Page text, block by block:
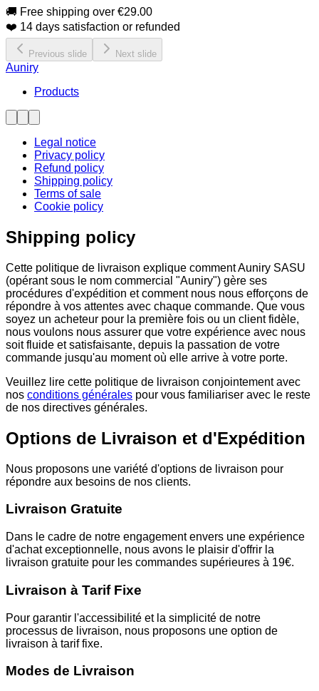
🚚 Free shipping over €29.00
❤️ 14 days satisfaction or refunded
Previous slide Next slide
Auniry
Products
Legal notice
Privacy policy
Refund policy
Shipping policy
Terms of sale
Cookie policy
Shipping policy
Cette politique de livraison explique comment Auniry SASU
(opérant sous le nom commercial "Auniry") gère ses
procédures d'expédition et comment nous nous efforçons de
répondre à vos attentes avec chaque commande. Que vous
soyez un acheteur pour la première fois ou un client fidèle,
nous voulons nous assurer que votre expérience avec nous
soit fluide et satisfaisante, depuis la passation de votre
commande jusqu'au moment où elle arrive à votre porte.
Veuillez lire cette politique de livraison conjointement avec
nos conditions générales pour vous familiariser avec le reste
de nos directives générales.
Options de Livraison et d'Expédition
Nous proposons une variété d'options de livraison pour
répondre aux besoins de nos clients.
Livraison Gratuite
Dans le cadre de notre engagement envers une expérience
d'achat exceptionnelle, nous avons le plaisir d'offrir la
livraison gratuite pour les commandes supérieures à 19€.
Livraison à Tarif Fixe
Pour garantir l'accessibilité et la simplicité de notre
processus de livraison, nous proposons une option de
livraison à tarif fixe.
Modes de Livraison